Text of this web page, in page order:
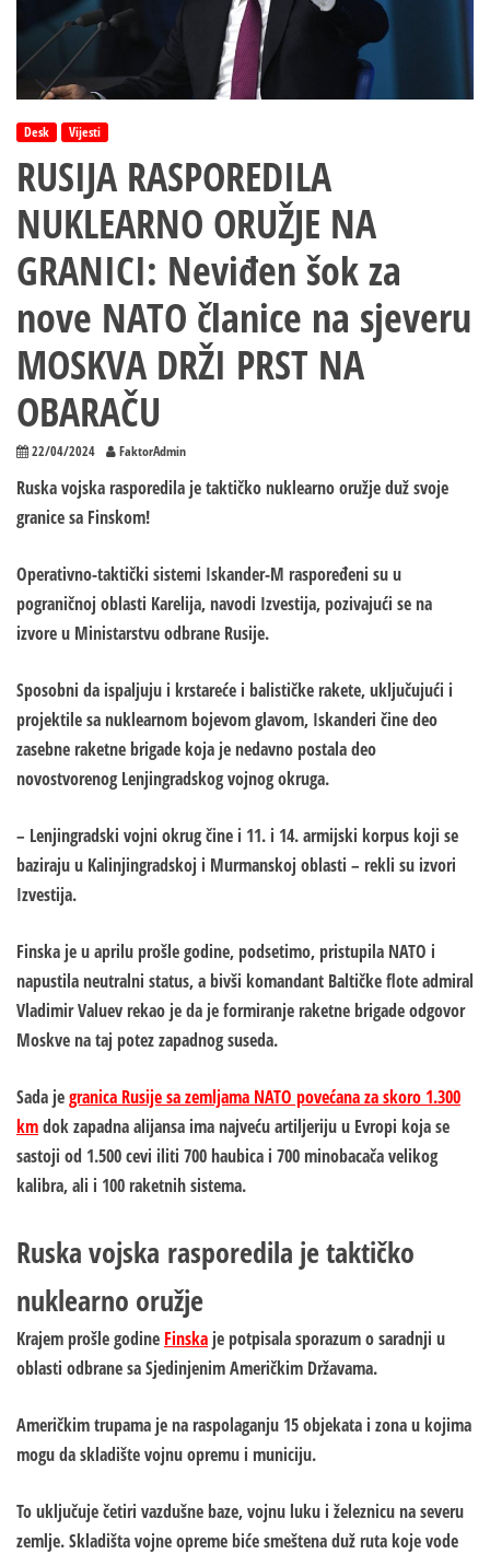
Desk Vijesti
RUSIJA RASPOREDILA
NUKLEARNO ORUŽJE NA
GRANICI: Neviđen šok za
nove NATO članice na sjeveru
MOSKVA DRŽI PRST NA
OBARAČU
22/04/2024 FaktorAdmin
Ruska vojska rasporedila je taktičko nuklearno oružje duž svoje
granice sa Finskom!
Operativno-taktički sistemi Iskander-M raspoređeni su u
pograničnoj oblasti Karelija, navodi Izvestija, pozivajući se na
izvore u Ministarstvu odbrane Rusije.
Sposobni da ispaljuju i krstareće i balističke rakete, uključujući i
projektile sa nuklearnom bojevom glavom, Iskanderi čine deo
zasebne raketne brigade koja je nedavno postala deo
novostvorenog Lenjingradskog vojnog okruga.
– Lenjingradski vojni okrug čine i 11. i 14. armijski korpus koji se
baziraju u Kalinjingradskoj i Murmanskoj oblasti – rekli su izvori
Izvestija.
Finska je u aprilu prošle godine, podsetimo, pristupila NATO i
napustila neutralni status, a bivši komandant Baltičke flote admiral
Vladimir Valuev rekao je da je formiranje raketne brigade odgovor
Moskve na taj potez zapadnog suseda.
Sada jegranica Rusije sa zemljama NATO povećana za skoro 1.300
kmdok zapadna alijansa ima najveću artiljeriju u Evropi koja se
sastoji od 1.500 cevi iliti 700 haubica i 700 minobacača velikog
kalibra, ali i 100 raketnih sistema.
Ruska vojska rasporedila je taktičko
nuklearno oružje
Krajem prošle godine Finska je potpisala sporazum o saradnji u
oblasti odbrane sa Sjedinjenim Američkim Državama.
Američkim trupama je na raspolaganju 15 objekata i zona u kojima
mogu da skladište vojnu opremu i municiju.
To uključuje četiri vazdušne baze, vojnu luku i železnicu na severu
zemlje. Skladišta vojne opreme biće smeštena duž ruta koje vode